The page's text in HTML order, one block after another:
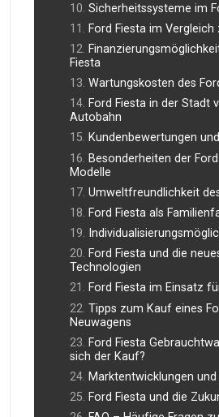
Sicherheitssysteme im
Ford Fiesta im
Fiesta
Wartungskosten des
Ford Fiesta in der Stadt
Autobahn
Kundenbewertungen
Besonderheiten der
Modelle
Umweltfreundlichkeit
Ford Fiesta als
Ford Fiesta und die
Technologien
Ford Fiesta im Einsatz
Tipps zum Kauf eines
Neuwagens
Ford Fiesta
sich der Kauf?
Marktentwicklungen und
Ford Fiesta und die